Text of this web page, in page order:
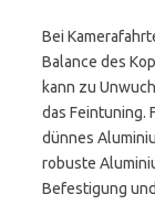
Bei
Balance des
kann zu
das Feintuning.
dünnes
robuste
Befestigung